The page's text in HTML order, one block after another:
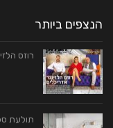
הנצפים ביותר
רוזס
תולעת